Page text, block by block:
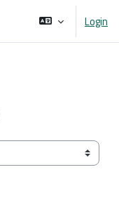
Login